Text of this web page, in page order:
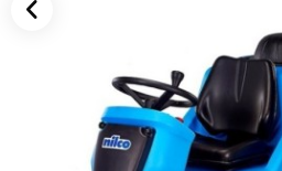
Çöp Torbaları
Endüstriyel Zemin Yıkama Makineleri
Halı Kurutma Makineleri